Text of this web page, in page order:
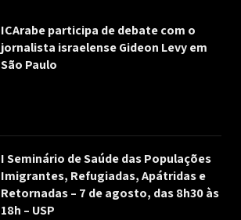
ICArabe participa de debate com o
jornalista israelense Gideon Levy em
São Paulo
I Seminário de Saúde das Populações
Imigrantes, Refugiadas, Apátridas e
Retornadas – 7 de agosto, das 8h30 às
18h – USP